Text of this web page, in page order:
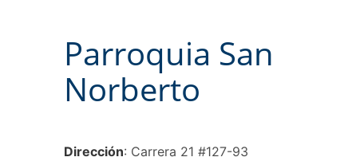
Parroquia San
Norberto
Dirección: Carrera 21 #127-93